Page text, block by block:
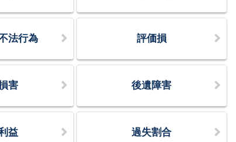
法行為 評価損
害 後遺障害
益 過失割合